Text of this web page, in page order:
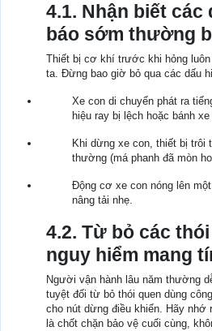
4.1. Nhận biết các
báo sớm thường
Thiết bị cơ khí trước khi hỏng
ta. Đừng bao giờ bỏ qua các dấu
Xe con di chuyển phát ra
hiệu ray bị lệch hoặc bánh
Khi dừng xe con, thiết bị trôi
thường (má phanh đã mòn
Động cơ xe con nóng lên
nâng tải nhẹ.
4.2. Từ bỏ các
nguy hiểm mang
Người vận hành lâu năm thường
tuyệt đối từ bỏ thói quen dùng
cho nút dừng điều khiển. Hãy nhớ
là chốt chặn bảo vệ cuối cùng,